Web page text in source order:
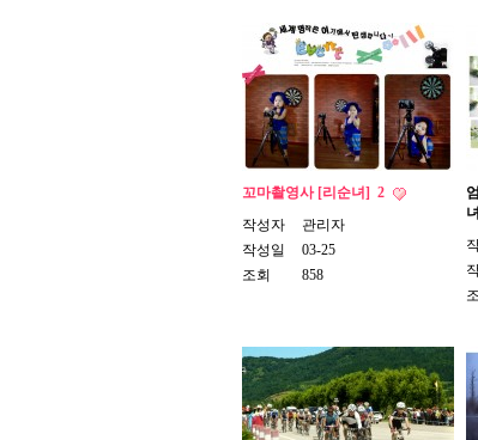
꼬마촬영사 [리순녀] 2
작성자
관리자
작성일
03-25
조회
858